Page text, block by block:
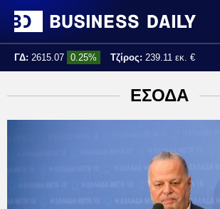
ΓΔ: 2615.07 0.25% Τζίρος: 239.11 εκ. €
ΕΣΟΔΑ